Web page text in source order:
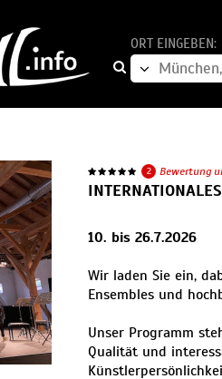
ORT EINGEBEN:
2 Bewertung
10. bis 26.7.2026
Wir laden Sie ein,
Ensem­bles und
Unser Programm
Qualität und